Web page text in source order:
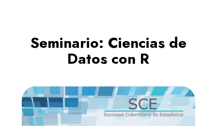
Seminario: Ciencias de
Datos con R